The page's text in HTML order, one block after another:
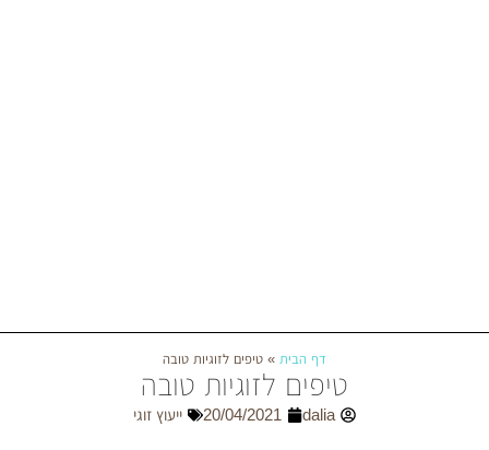
טיפים לזוגיות טובה
טיפים לזוגיות טובה
20/04/2021 ייעוץ זוגי